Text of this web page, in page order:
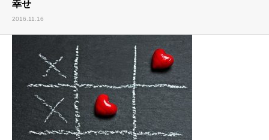
幸せ
2016.11.16